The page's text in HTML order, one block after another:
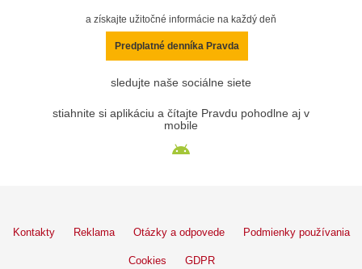
a získajte užitočné informácie na každý deň
Predplatné denníka Pravda
sledujte naše sociálne siete
stiahnite si aplikáciu a čítajte Pravdu pohodlne aj v
mobile
Kontakty Reklama Otázky a odpovede Podmienky používania
Cookies GDPR